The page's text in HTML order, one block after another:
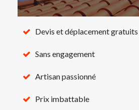
Devis et déplacement gratuits
Sans engagement
Artisan passionné
Prix imbattable